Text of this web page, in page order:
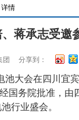
详情
蒋承志受邀
团 分享到：
池大会在四川宜
国务院批准，
行业盛会。